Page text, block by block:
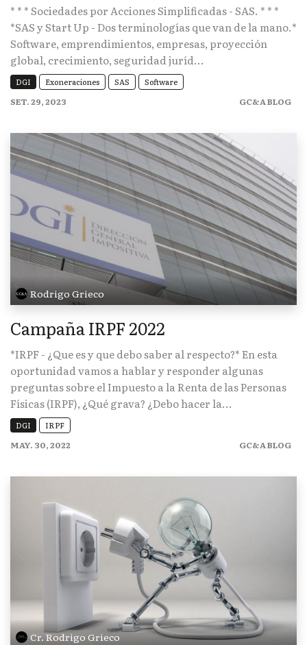
* * * Sociedades por Acciones Simplificadas - SAS. * * *
*SAS y Start Up - Dos terminologías que van de la mano.*
Software, emprendimientos, empresas, proyección
global, crecimiento, seguridad juríd...
DGI Exoneraciones SAS Software
SET. 29, 2023 GC&A BLOG
Rodrigo Grieco
Campaña IRPF 2022
*IRPF - ¿Que es y que debo saber al respecto?* En esta
oportunidad vamos a hablar y responder algunas
preguntas sobre el Impuesto a la Renta de las Personas
Físicas (IRPF), ¿Qué grava? ¿Debo hacer la...
DGI IRPF
MAY. 30, 2022 GC&A BLOG
Cr. Rodrigo Grieco